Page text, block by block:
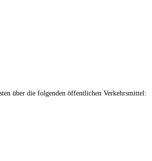
über die folgenden öffentlichen Verkehrsmittel: